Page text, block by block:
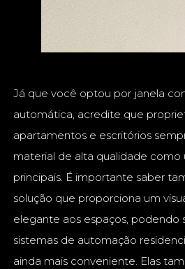
Já que você optou por janela
automática, acredite que
apartamentos e escritórios
material de alta qualidade
principais. É importante saber
solução que proporciona um
elegante aos espaços, podendo
sistemas de automação
ainda mais conveniente. Elas